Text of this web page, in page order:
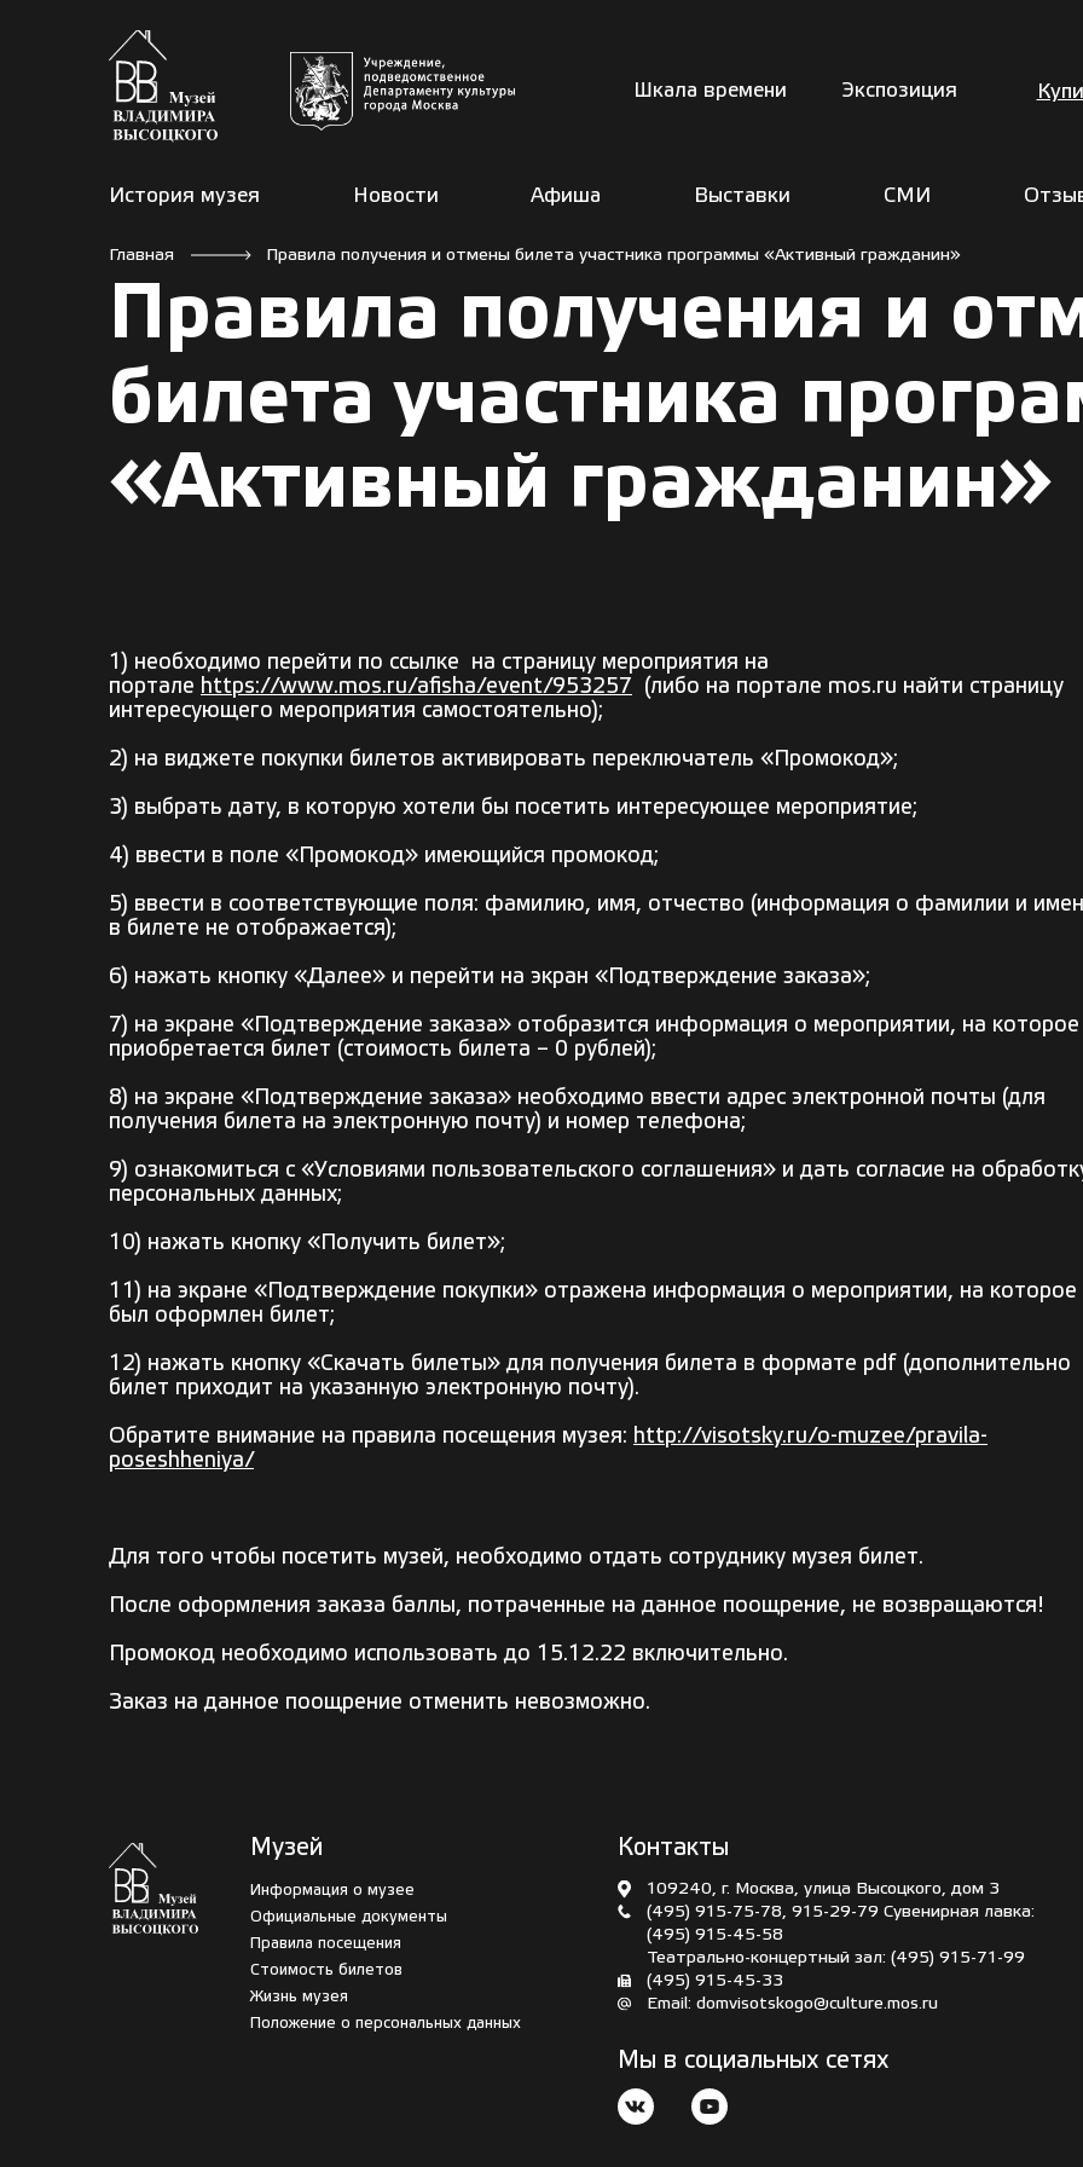
Шкала времени Экспозиция
История музея Новости Афиша Выставки СМИ
Главная Правила получения и отмены билета участника программы «Активный гражданин»
Правила получения и
билета участника
«Активный гражданин»
1) необходимо перейти по ссылке на страницу мероприятия на
портале https://www.mos.ru/afisha/event/953257
(либо на портале mos.ru найти страницу
интересующего мероприятия самостоятельно);
2) на виджете покупки билетов активировать переключатель «Промокод»;
3) выбрать дату, в которую хотели бы посетить интересующее мероприятие;
4) ввести в поле «Промокод» имеющийся промокод;
5) ввести в соответствующие поля: фамилию, имя, отчество (информация о фамилии и
в билете не отображается);
6) нажать кнопку «Далее» и перейти на экран «Подтверждение заказа»;
7) на экране «Подтверждение заказа» отобразится информация о мероприятии, на которое
приобретается билет (стоимость билета – 0 рублей);
8) на экране «Подтверждение заказа» необходимо ввести адрес электронной почты (для
получения билета на электронную почту) и номер телефона;
9) ознакомиться с «Условиями пользовательского соглашения» и дать согласие на
персональных данных;
10) нажать кнопку «Получить билет»;
11) на экране «Подтверждение покупки» отражена информация о мероприятии, на которое
был оформлен билет;
12) нажать кнопку «Скачать билеты» для получения билета в формате pdf (дополнительно
билет приходит на указанную электронную почту).
Обратите внимание на правила посещения музея: http://visotsky.ru/o-muzee/pravila-
poseshheniya/
Для того чтобы посетить музей, необходимо отдать сотруднику музея билет.
После оформления заказа баллы, потраченные на данное поощрение, не возвращаются!
Промокод необходимо использовать до 15.12.22 включительно.
Заказ на данное поощрение отменить невозможно.
Музей
Информация о музее
Официальные документы
Правила посещения
Стоимость билетов
Жизнь музея
Положение о персональных данных
Контакты
109240, г. Москва, улица Высоцкого, дом 3
(495) 915-75-78, 915-29-79 Сувенирная лавка:
(495) 915-45-58
Театрально-концертный зал: (495) 915-71-99
(495) 915-45-33
Email: domvisotskogo@culture.mos.ru
Мы в социальных сетях